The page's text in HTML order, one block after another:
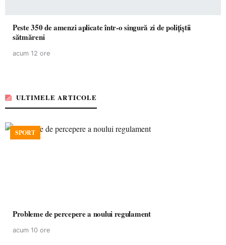
Peste 350 de amenzi aplicate într-o singură zi de polițiștii
sătmăreni
acum 12 ore
ULTIMELE ARTICOLE
SPORT
Probleme de percepere a noului regulament
acum 10 ore